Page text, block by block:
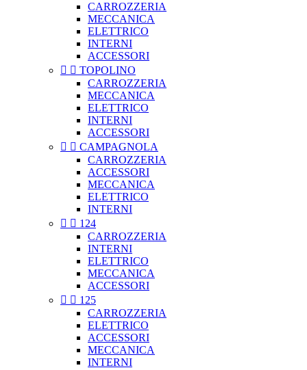
CARROZZERIA
MECCANICA
ELETTRICO
INTERNI
ACCESSORI
  TOPOLINO
CARROZZERIA
MECCANICA
ELETTRICO
INTERNI
ACCESSORI
  CAMPAGNOLA
CARROZZERIA
ACCESSORI
MECCANICA
ELETTRICO
INTERNI
  124
CARROZZERIA
INTERNI
ELETTRICO
MECCANICA
ACCESSORI
  125
CARROZZERIA
ELETTRICO
ACCESSORI
MECCANICA
INTERNI